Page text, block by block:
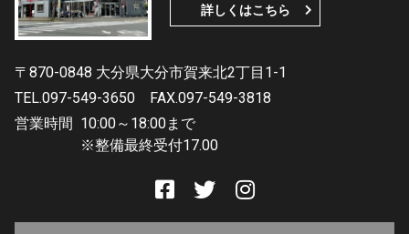
詳しくはこちら
〒870-0848 大分県大分市賀来北2丁目1-1
TEL.097-549-3650
FAX.097-549-3818
営業時間 10:00～18:00まで
※整備最終受付17.00